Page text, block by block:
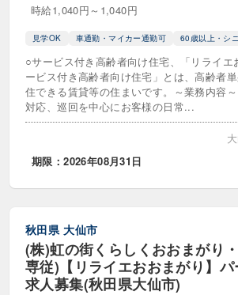
時給1,040円～1,040円
見学OK 車通勤・マイカー通勤可 60歳以上・シ
○サービス付き高齢者向け住宅、「リライエ
ービス付き高齢者向け住宅」とは、高齢者
住できる賃貸等の住まいです。～業務内容
対応、巡回を中心にお客様の日常...
期限：2026年08月31日
秋田県 大仙市
(株)虹の街くらしくおおまがり
専従)【リライエおおまがり】パ
求人募集(秋田県大仙市)